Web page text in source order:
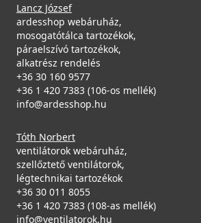
Lancz József
ardesshop webáruház,
mosogatótálca tartozékok,
páraelszívó tartozékok,
alkatrész rendelés
+36 30 160 9577
+36 1 420 7383 (106-os mellék)
info@ardesshop.hu
Tóth Norbert
ventilátorok webáruház,
szellőztető ventilátorok,
légtechnikai tartozékok
+36 30 011 8055
+36 1 420 7383 (108-as mellék)
info@ventilatorok.hu